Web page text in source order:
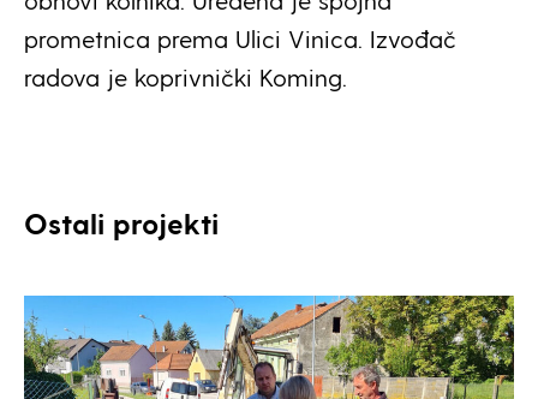
prometnica prema Ulici Vinica. Izvođač
radova je koprivnički Koming.
Ostali projekti